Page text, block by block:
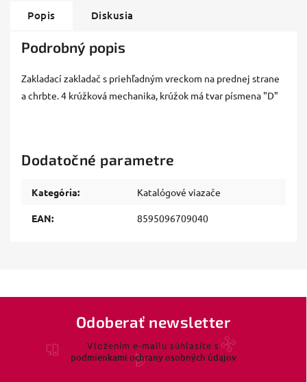
Popis Diskusia
Podrobný popis
Zakladací zakladač s priehľadným vreckom na prednej strane
a chrbte. 4 krúžková mechanika, krúžok má tvar písmena "D"
Dodatočné parametre
Kategória: Katalógové viazače
EAN: 8595096709040
Odoberať newsletter
Vložením e-mailu súhlasíte s
podmienkami ochrany osobných údajov